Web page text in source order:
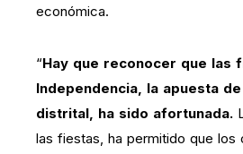
económica.
“Hay que reconocer que las
Independencia, la apuesta
distrital, ha sido afortunada.
las fiestas, ha permitido que los